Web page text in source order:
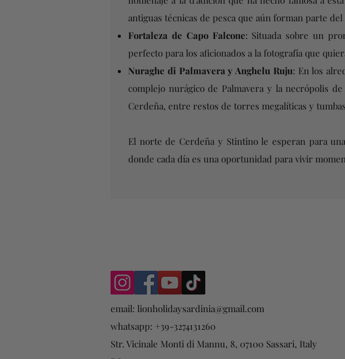
antiguas técnicas de pesca que aún forman parte
Fortaleza de Capo Falcone: Situada sobre un
perfecto para los aficionados a la fotografía que
Nuraghe di Palmavera y Anghelu Ruju: En los
complejo nurágico de Palmavera y la necrópolis
Cerdeña, entre restos de torres megalíticas y
El norte de Cerdeña y Stintino le esperan para
donde cada día es una oportunidad para vivir
email: lionholidaysardinia@gmail.com
whatsapp: +39-3274131260
Str. Vicinale Monti di Mannu, 8, 07100 Sassari, Italy